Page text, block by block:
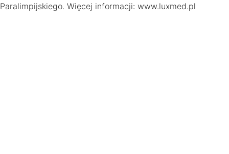
Paralimpijskiego. Więcej informacji: www.luxmed.pl